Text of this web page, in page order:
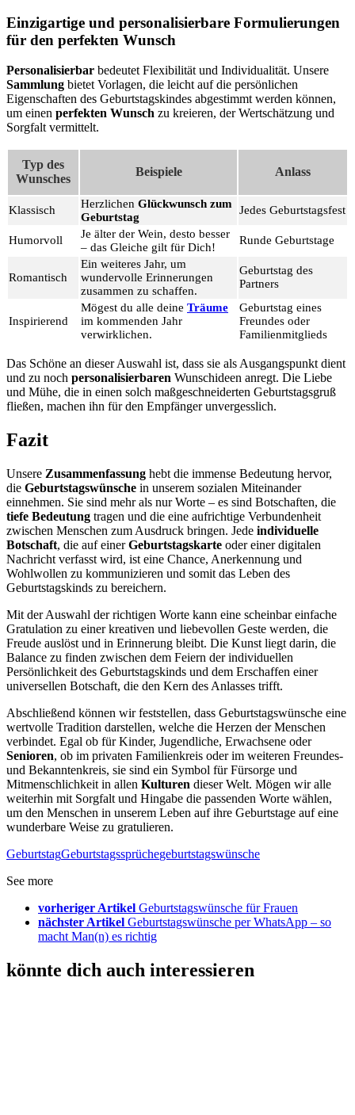
Einzigartige und personalisierbare Formulierungen
für den perfekten Wunsch
Personalisierbar bedeutet Flexibilität und Individualität. Unsere
Sammlung bietet Vorlagen, die leicht auf die persönlichen
Eigenschaften des Geburtstagskindes abgestimmt werden können,
um einen perfekten Wunsch zu kreieren, der Wertschätzung und
Sorgfalt vermittelt.
Typ des
Wunsches
Beispiele Anlass
Klassisch Herzlichen Glückwunsch zum
Geburtstag
Jedes Geburtstagsfest
Humorvoll
Je älter der Wein, desto besser
– das Gleiche gilt für Dich!
Runde Geburtstage
Romantisch
Ein weiteres Jahr, um
wundervolle Erinnerungen
zusammen zu schaffen.
Geburtstag des
Partners
Inspirierend
Mögest du alle deine Träume
im kommenden Jahr
verwirklichen.
Geburtstag eines
Freundes oder
Familienmitglieds
Das Schöne an dieser Auswahl ist, dass sie als Ausgangspunkt dient
und zu noch personalisierbaren Wunschideen anregt. Die Liebe
und Mühe, die in einen solch maßgeschneiderten Geburtstagsgruß
fließen, machen ihn für den Empfänger unvergesslich.
Fazit
Unsere Zusammenfassung hebt die immense Bedeutung hervor,
die Geburtstagswünsche in unserem sozialen Miteinander
einnehmen. Sie sind mehr als nur Worte – es sind Botschaften, die
tiefe Bedeutung tragen und die eine aufrichtige Verbundenheit
zwischen Menschen zum Ausdruck bringen. Jede individuelle
Botschaft, die auf einerGeburtstagskarte oder einer digitalen
Nachricht verfasst wird, ist eine Chance, Anerkennung und
Wohlwollen zu kommunizieren und somit das Leben des
Geburtstagskinds zu bereichern.
Mit der Auswahl der richtigen Worte kann eine scheinbar einfache
Gratulation zu einer kreativen und liebevollen Geste werden, die
Freude auslöst und in Erinnerung bleibt. Die Kunst liegt darin, die
Balance zu finden zwischen dem Feiern der individuellen
Persönlichkeit des Geburtstagskinds und dem Erschaffen einer
universellen Botschaft, die den Kern des Anlasses trifft.
Abschließend können wir feststellen, dass Geburtstagswünsche eine
wertvolle Tradition darstellen, welche die Herzen der Menschen
verbindet. Egal ob für Kinder, Jugendliche, Erwachsene oder
Senioren, ob im privaten Familienkreis oder im weiteren Freundes-
und Bekanntenkreis, sie sind ein Symbol für Fürsorge und
Mitmenschlichkeit in allen Kulturen dieser Welt. Mögen wir alle
weiterhin mit Sorgfalt und Hingabe die passenden Worte wählen,
um den Menschen in unserem Leben auf ihre Geburtstage auf eine
wunderbare Weise zu gratulieren.
GeburtstagGeburtstagssprüchegeburtstagswünsche
See more
vorheriger Artikel Geburtstagswünsche für Frauen
nächster Artikel Geburtstagswünsche per WhatsApp – so
macht Man(n) es richtig
könnte dich auch interessieren